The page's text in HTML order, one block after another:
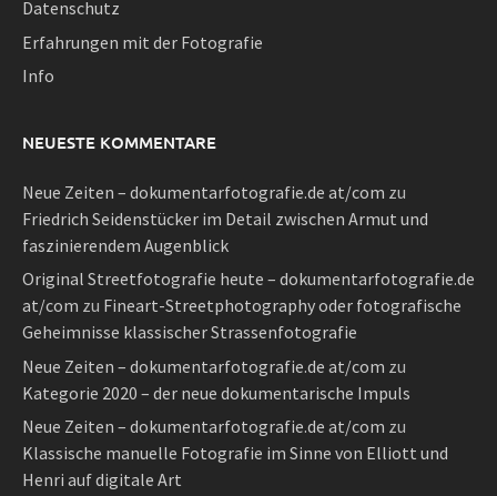
Datenschutz
Erfahrungen mit der Fotografie
Info
NEUESTE KOMMENTARE
Neue Zeiten – dokumentarfotografie.de at/com zu
Friedrich Seidenstücker im Detail zwischen Armut und
faszinierendem Augenblick
Original Streetfotografie heute – dokumentarfotografie.de
at/com zu Fineart-Streetphotography oder fotografische
Geheimnisse klassischer Strassenfotografie
Neue Zeiten – dokumentarfotografie.de at/com zu
Kategorie 2020 – der neue dokumentarische Impuls
Neue Zeiten – dokumentarfotografie.de at/com zu
Klassische manuelle Fotografie im Sinne von Elliott und
Henri auf digitale Art